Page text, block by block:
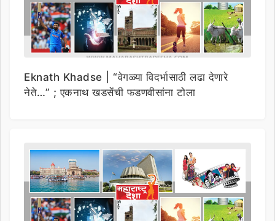
Eknath Khadse | “वेगळ्या विदर्भासाठी लढा देणारे
नेते…” ; एकनाथ खडसेंची फडणवीसांना टोला